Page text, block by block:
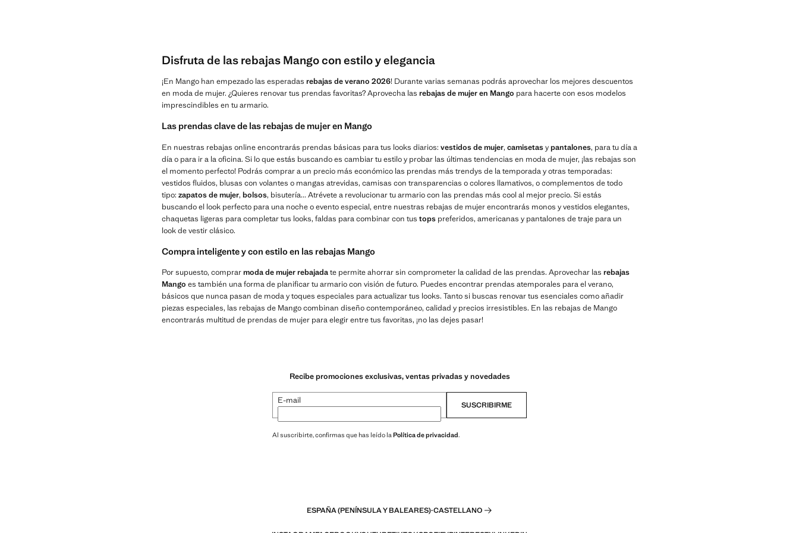
Disfruta de las rebajas Mango con estilo y elegancia
¡En Mango han empezado las esperadas rebajas de verano 2026! Durante varias semanas podrás aprovechar los mejores descuentos
en moda de mujer. ¿Quieres renovar tus prendas favoritas? Aprovecha las rebajas de mujer en Mango para hacerte con esos modelos
imprescindibles en tu armario.
Las prendas clave de las rebajas de mujer en Mango
En nuestras rebajas online encontrarás prendas básicas para tus looks diarios: vestidos de mujer, camisetasypantalones, para tu día a
día o para ir a la oficina. Si lo que estás buscando es cambiar tu estilo y probar las últimas tendencias en moda de mujer, ¡las rebajas son
el momento perfecto! Podrás comprar a un precio más económico las prendas más trendys de la temporada y otras temporadas:
vestidos fluidos, blusas con volantes o mangas atrevidas, camisas con transparencias o colores llamativos, o complementos de todo
tipo: zapatos de mujer, bolsos, bisutería... Atrévete a revolucionar tu armario con las prendas más cool al mejor precio. Si estás
buscando el look perfecto para una noche o evento especial, entre nuestras rebajas de mujer encontrarás monos y vestidos elegantes,
chaquetas ligeras para completar tus looks, faldas para combinar con tus tops preferidos, americanas y pantalones de traje para un
look de vestir clásico.
Compra inteligente y con estilo en las rebajas Mango
Por supuesto, comprarmoda de mujer rebajadate permite ahorrar sin comprometer la calidad de las prendas. Aprovechar las rebajas
Mango es también una forma de planificar tu armario con visión de futuro. Puedes encontrar prendas atemporales para el verano,
básicos que nunca pasan de moda y toques especiales para actualizar tus looks. Tanto si buscas renovar tus esenciales como añadir
piezas especiales, las rebajas de Mango combinan diseño contemporáneo, calidad y precios irresistibles. En las rebajas de Mango
encontrarás multitud de prendas de mujer para elegir entre tus favoritas, ¡no las dejes pasar!
Recibe promociones exclusivas, ventas privadas y novedades
E-mail SUSCRIBIRME
Al suscribirte, confirmas que has leído la Política de privacidad.
ESPAÑA (PENÍNSULA Y BALEARES)·CASTELLANO